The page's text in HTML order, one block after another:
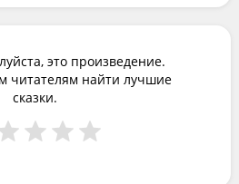
это произведение.
читателям найти лучшие
сказки.